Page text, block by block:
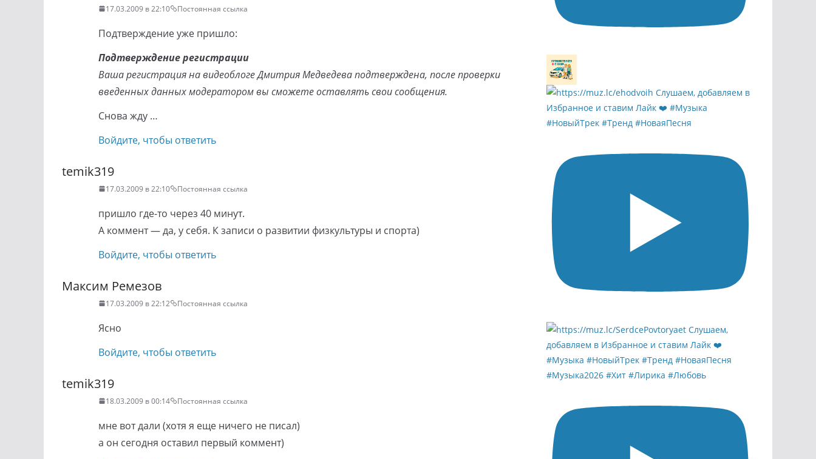
17.03.2009 в 22:10 Постоянная ссылка
Подтверждение уже пришло:
Подтверждение регистрации
Ваша регистрация на видеоблоге Дмитрия Медведева подтверждена, после проверки
введенных данных модератором вы сможете оставлять свои сообщения.
Снова жду …
Войдите, чтобы ответить
temik319
17.03.2009 в 22:10 Постоянная ссылка
пришло где-то через 40 минут.
А коммент — да, у себя. К записи о развитии физкультуры и спорта)
Войдите, чтобы ответить
Максим Ремезов
17.03.2009 в 22:12 Постоянная ссылка
Ясно
Войдите, чтобы ответить
temik319
18.03.2009 в 00:14 Постоянная ссылка
мне вот дали (хотя я еще ничего не писал)
а он сегодня оставил первый коммент)